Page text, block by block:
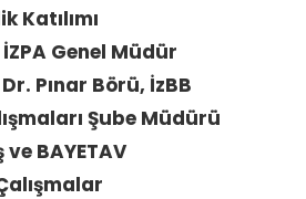
Katılımı
İZPA Genel Müdür
Dr. Pınar Börü, İzBB
Şube Müdürü
BAYETAV